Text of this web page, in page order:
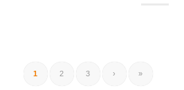
1 2 3 › »